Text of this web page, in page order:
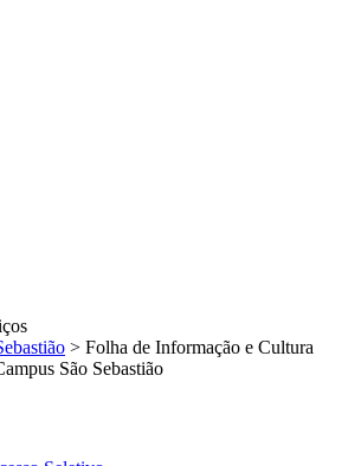
> Folha de Informação e Cultura
São Sebastião